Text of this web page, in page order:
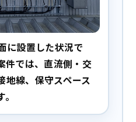
に設置した状況で
件では、直流側・交
地線、保守スペース